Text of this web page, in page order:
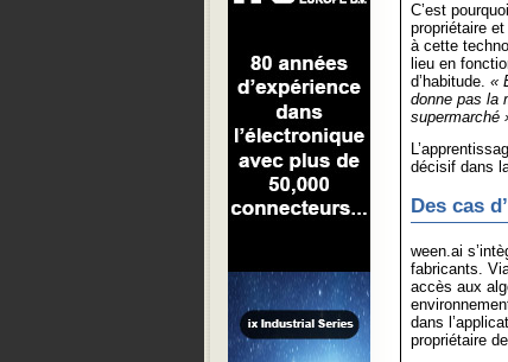
C’est
propriétaire
à cette
lieu en
d’habitude. «
donne pas la
supermarché
décisif dans
Des cas
ween.ai
fabricants.
accès aux
dans
propriétaire